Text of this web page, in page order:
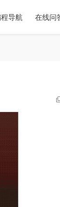
导航 在线问